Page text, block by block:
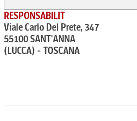
RESPONSABILIT
Viale Carlo Del Prete, 347
55100 SANT'ANNA
(LUCCA) - TOSCANA